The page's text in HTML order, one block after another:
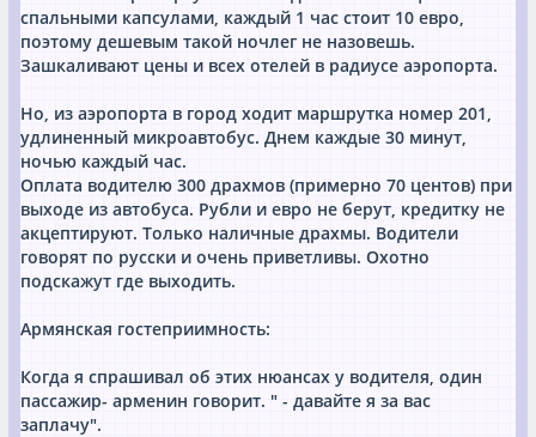
спальными капсулами, каждый 1 час стоит 10 евро,
поэтому дешевым такой ночлег не назовешь.
Зашкаливают цены и всех отелей в радиусе аэропорта.
Но, из аэропорта в город ходит маршрутка номер 201,
удлиненный микроавтобус. Днем каждые 30 минут,
ночью каждый час.
Оплата водителю 300 драхмов (примерно 70 центов) при
выходе из автобуса. Рубли и евро не берут, кредитку не
акцептируют. Только наличные драхмы. Водители
говорят по русски и очень приветливы. Охотно
подскажут где выходить.
Армянская гостеприимность:
Когда я спрашивал об этих нюансах у водителя, один
пассажир- арменин говорит. " - давайте я за вас
заплачу".